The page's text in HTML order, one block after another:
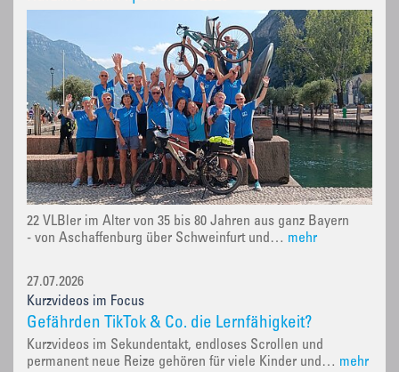
22 VLBler im Alter von 35 bis 80 Jahren aus ganz Bayern
- von Aschaffenburg über Schweinfurt und… mehr
27.07.2026
Kurzvideos im Focus
Gefährden TikTok & Co. die Lernfähigkeit?
Kurzvideos im Sekundentakt, endloses Scrollen und
permanent neue Reize gehören für viele Kinder und… mehr